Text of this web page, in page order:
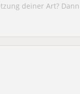
deiner Art?